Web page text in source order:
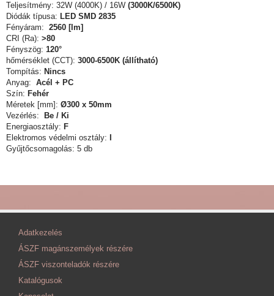
Teljesítmény: 32W (4000K) / 16W (3000K/6500K)
Diódák típusa: LED SMD 2835
Fényáram: 2560 [lm]
CRI (Ra): >80
Fényszög: 120°
hőmérséklet (CCT): 3000-6500K (állítható)
Tompítás: Nincs
Anyag: Acél + PC
Szín: Fehér
Méretek [mm]: Ø300 x 50mm
Vezérlés:
Be / Ki
Energiaosztály: F
Elektromos védelmi osztály:
Gyűjtőcsomagolás: 5 db
Adatkezelés
ÁSZF magánszemélyek részére
ÁSZF viszonteladók részére
Katalógusok